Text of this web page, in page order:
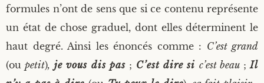
for­mules n’ont de sens que si ce conte­nu repré­sente
un état de chose gra­duel, dont elles déter­minent le
haut degré. Ain­si les énon­cés comme : C’est grand
(oupetit), je vous dis pas ; C’est dire si c’est beau ;Il